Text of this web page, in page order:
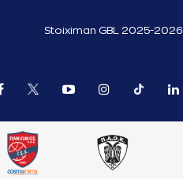
Stoiximan GBL 2025-2026